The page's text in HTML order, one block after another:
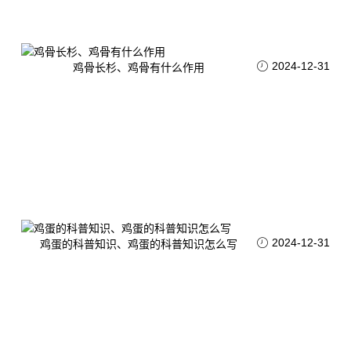
鸡骨长杉、鸡骨有什么作用 2024-12-31
鸡蛋的科普知识、鸡蛋的科普知识怎么写 2024-12-31